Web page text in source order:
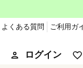
よくある質問 ご利用ガ
ログイン